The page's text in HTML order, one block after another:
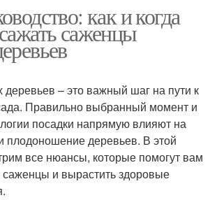
как и когда
саженцы
– это важный шаг на пути к
Правильно выбранный момент и
посадки напрямую влияют на
плодоношение деревьев. В этой
все нюансы, которые помогут вам
и вырастить здоровые